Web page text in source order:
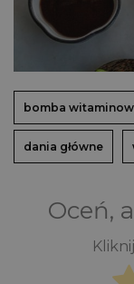
bomba
dania główne
Oceń,